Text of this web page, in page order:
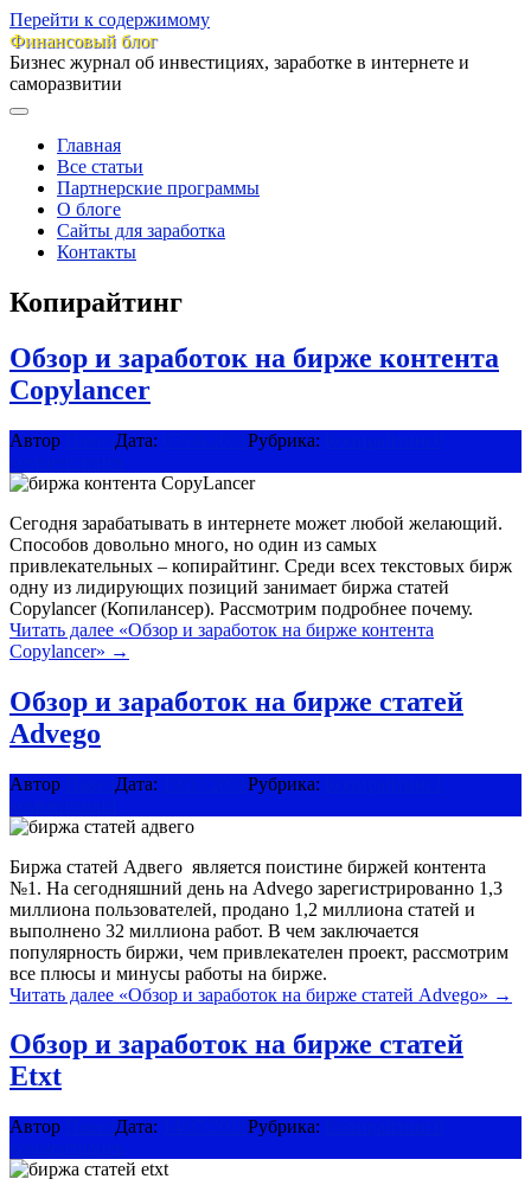
Перейти к содержимому
Финансовый блог
Бизнес журнал об инвестициях, заработке в интернете и
саморазвитии
Главная
Все статьи
Партнерские программы
О блоге
Сайты для заработка
Контакты
Копирайтинг
Обзор и заработок на бирже контента
Copylancer
Автор Дата: Рубрика:
Сегодня зарабатывать в интернете может любой желающий.
Способов довольно много, но один из самых
привлекательных – копирайтинг. Среди всех текстовых бирж
одну из лидирующих позиций занимает биржа статей
Copylancer (Копилансер). Рассмотрим подробнее почему.
Читать далее «Обзор и заработок на бирже контента
Copylancer» →
Обзор и заработок на бирже статей
Advego
Автор Дата: Рубрика:
Биржа статей Адвего является поистине биржей контента
№1. На сегодняшний день на Advego зарегистрированно 1,3
миллиона пользователей, продано 1,2 миллиона статей и
выполнено 32 миллиона работ. В чем заключается
популярность биржи, чем привлекателен проект, рассмотрим
все плюсы и минусы работы на бирже.
Читать далее «Обзор и заработок на бирже статей Advego» →
Обзор и заработок на бирже статей
Etxt
Автор Дата: Рубрика: